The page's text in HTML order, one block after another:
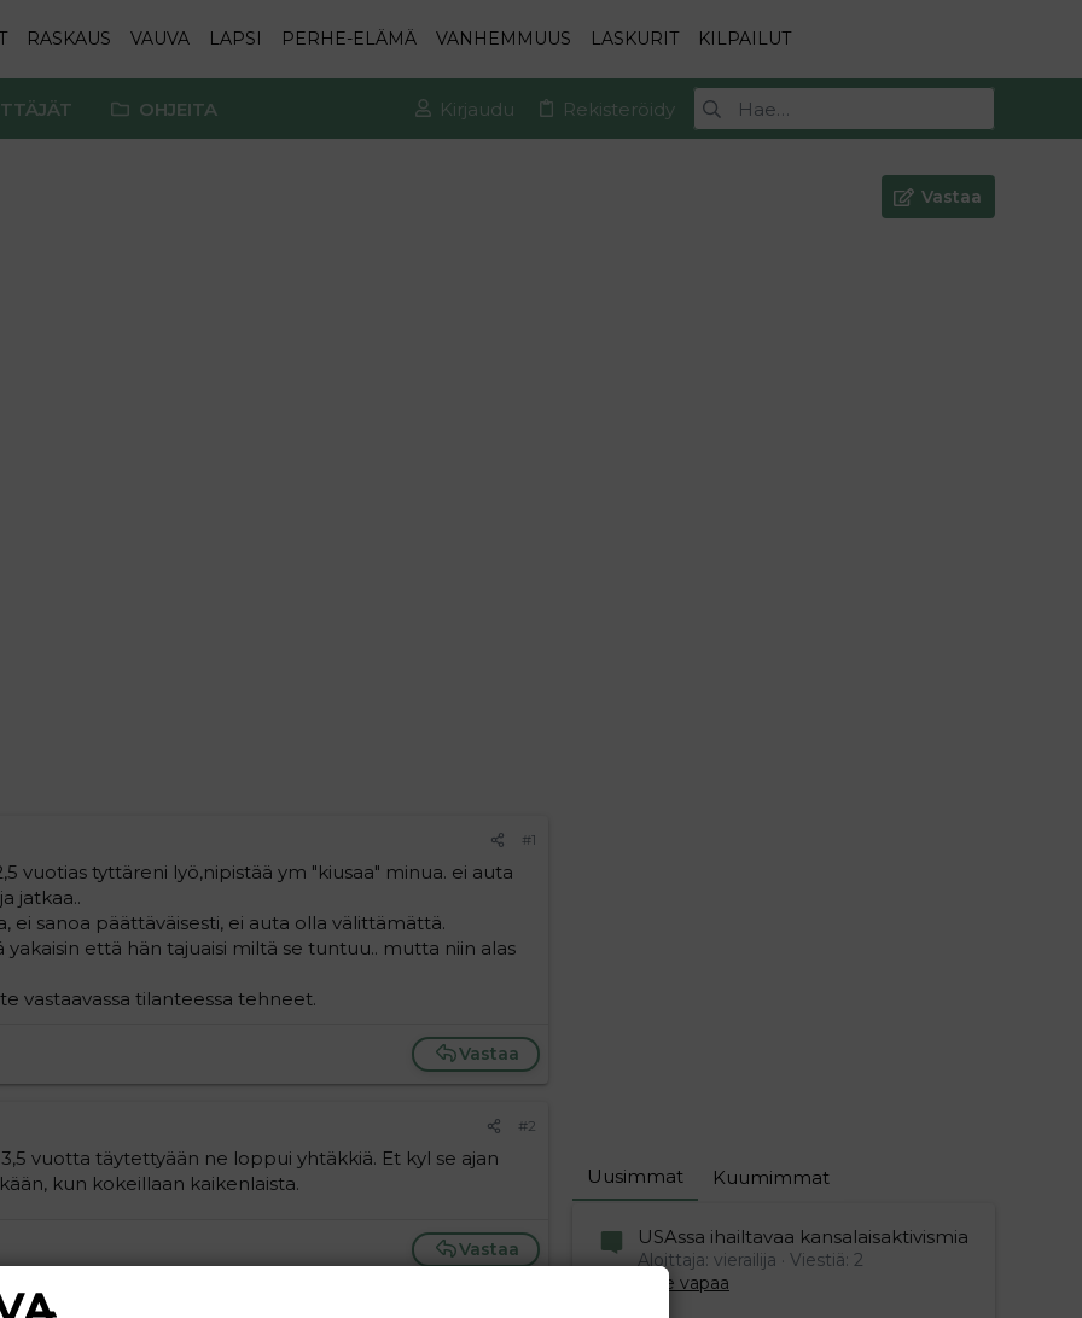
RASKAUS VAUVA LAPSI PERHE-ELÄMÄ VANHEMMUUS LASKURIT KILPAILUT
OHJEITA Kirjaudu Rekisteröidy
Vastaa
#1
vuotias tyttäreni lyö,nipistää ym "kiusaa" minua. ei auta
jatkaa..
ei sanoa päättäväisesti, ei auta olla välittämättä.
yakaisin että hän tajuaisi miltä se tuntuu.. mutta niin alas
vastaavassa tilanteessa tehneet.
Vastaa
#2
vuotta täytettyään ne loppui yhtäkkiä. Et kyl se ajan
kun kokeillaan kaikenlaista.
Vastaa
Uusimmat Kuumimmat
USAssa ihailtavaa kansalaisaktivismia
Aloittaja: vierailija
Viestiä: 2
Aihe vapaa